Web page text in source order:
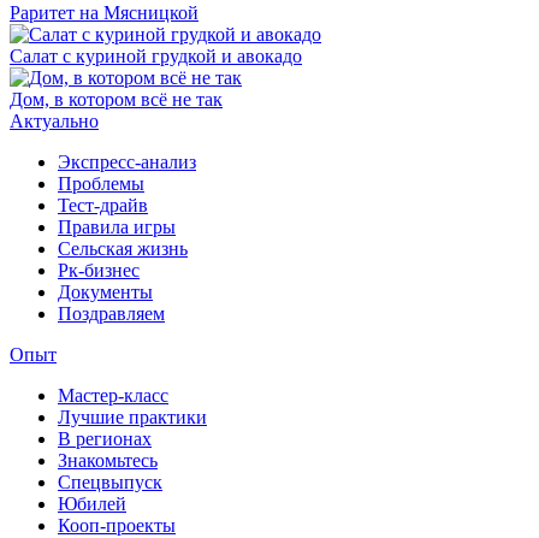
Раритет на Мясницкой
Салат с куриной грудкой и авокадо
Дом, в котором всё не так
Актуально
Экспресс-анализ
Проблемы
Тест-драйв
Правила игры
Сельская жизнь
Рк-бизнес
Документы
Поздравляем
Опыт
Мастер-класс
Лучшие практики
В регионах
Знакомьтесь
Спецвыпуск
Юбилей
Кооп-проекты